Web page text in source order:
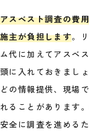
アスベスト調査の費
施主が負担します。
ム代に加えてアスベ
頭に入れておきまし
どの情報提供、現場
れることがあります
安全に調査を進める